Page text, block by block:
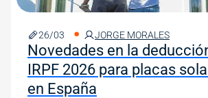
26/03 JORGE MORALES
Novedades en la
IRPF 2026 para placas
en España